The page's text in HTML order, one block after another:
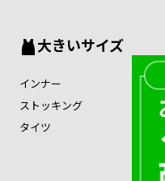
大きいサイズ
インナー
ストッキング
タイツ